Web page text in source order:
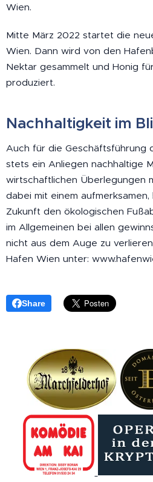
Wien.
Mitte März 2022 startet die
Wien. Dann wird von den
Nektar gesammelt und Honig
produziert.
Nachhaltigkeit im
Auch für die Geschäftsführung
stets ein Anliegen nachhaltige
wirtschaftlichen Überlegungen
dabei mit einem
Zukunft den ökologischen
im Allgemeinen bei allen
nicht aus dem Auge zu
Hafen Wien unter:
Share